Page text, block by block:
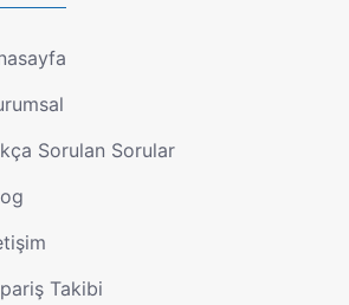
Sorulan Sorular
Takibi